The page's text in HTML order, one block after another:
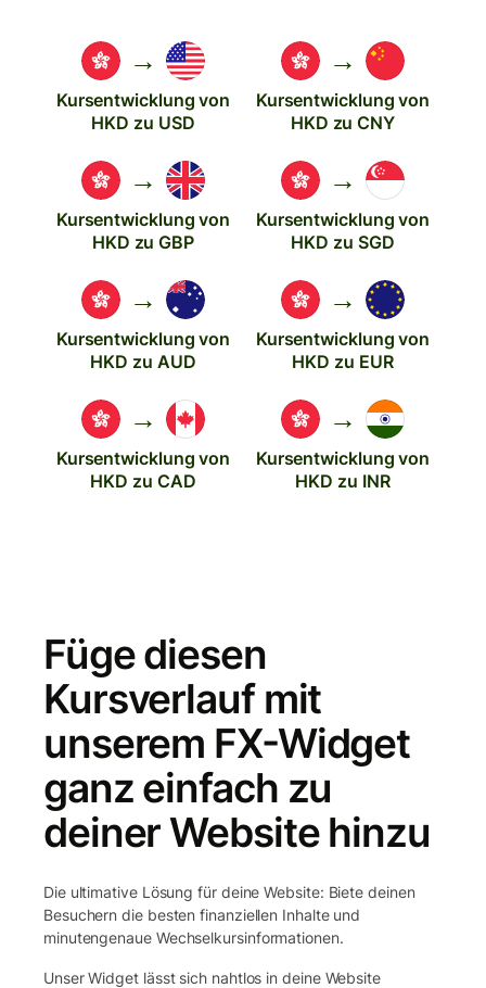
→
Kursentwicklung von
HKD zu USD
→
Kursentwicklung von
HKD zu CNY
→
Kursentwicklung von
HKD zu GBP
→
Kursentwicklung von
HKD zu SGD
→
Kursentwicklung von
HKD zu AUD
→
Kursentwicklung von
HKD zu EUR
→
Kursentwicklung von
HKD zu CAD
→
Kursentwicklung von
HKD zu INR
Füge diesen
Kursverlauf mit
unserem FX-Widget
ganz einfach zu
deiner Website hinzu
Die ultimative Lösung für deine Website: Biete deinen
Besuchern die besten finanziellen Inhalte und
minutengenaue Wechselkursinformationen.
Unser Widget lässt sich nahtlos in deine Website